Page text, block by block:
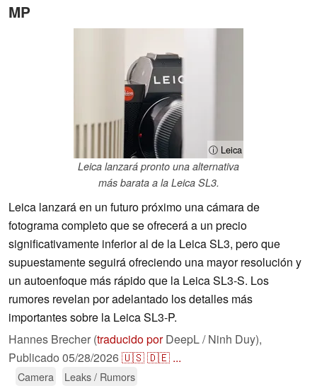
MP
ⓘ Leica
Leica lanzará pronto una alternativa
más barata a la Leica SL3.
Leica lanzará en un futuro próximo una cámara de
fotograma completo que se ofrecerá a un precio
significativamente inferior al de la Leica SL3, pero que
supuestamente seguirá ofreciendo una mayor resolución y
un autoenfoque más rápido que la Leica SL3-S. Los
rumores revelan por adelantado los detalles más
importantes sobre la Leica SL3-P.
Hannes Brecher (traducido porDeepL / Ninh Duy),
Publicado 05/28/2026🇺🇸🇩🇪 ...
Camera Leaks / Rumors